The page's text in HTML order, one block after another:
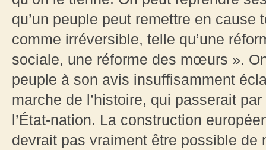
qu’un peuple peut remettre en
comme irréversible, telle qu’une
sociale, une réforme des mœurs ».
peuple à son avis insuffisamment
marche de l’histoire, qui passerait
l’État-nation. La construction
devrait pas vraiment être possible de